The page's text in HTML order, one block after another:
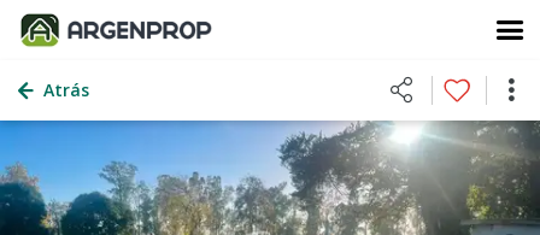
Atrás